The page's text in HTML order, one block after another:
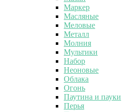
Маркер
Масляные
Меловые
Металл
Молния
Мультики
Набор
Неоновые
Облака
Огонь
Паутина и пауки
Перья